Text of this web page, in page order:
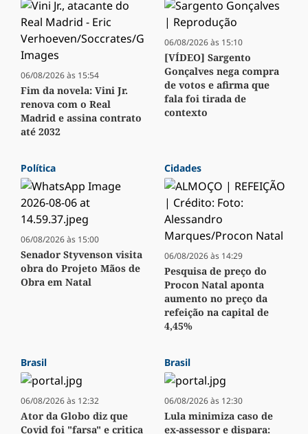
06/08/2026 às 15:54
Fim da novela: Vini Jr.
renova com o Real
Madrid e assina contrato
até 2032
06/08/2026 às 15:10
[VÍDEO] Sargento
Gonçalves nega compra
de votos e afirma que
fala foi tirada de
contexto
Política
06/08/2026 às 15:00
Senador Styvenson visita
obra do Projeto Mãos de
Obra em Natal
Cidades
06/08/2026 às 14:29
Pesquisa de preço do
Procon Natal aponta
aumento no preço da
refeição na capital de
4,45%
Brasil
06/08/2026 às 12:32
Ator da Globo diz que
Covid foi "farsa" e critica
Brasil
06/08/2026 às 12:30
Lula minimiza caso de
ex-assessor e dispara: